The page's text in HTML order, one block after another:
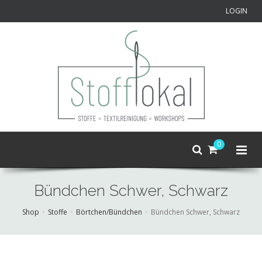
LOGIN
0
Bündchen Schwer, Schwarz
Shop Stoffe Börtchen/Bündchen Bündchen Schwer, Schwarz